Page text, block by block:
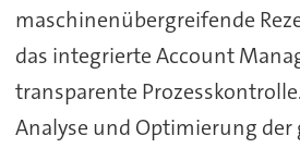
maschinenübergreifende
das integrierte Account
transparente
Analyse und Optimierung der